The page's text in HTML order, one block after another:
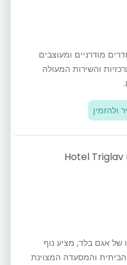
מודרניים ומעוצבים
והשירות המעולה
ולהזמין
Hotel Triglav
של אגם בלד, מציע נוף
והמסעדה המצוינת